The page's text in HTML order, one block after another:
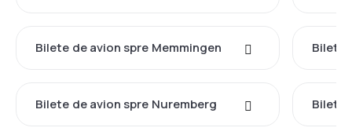
Bilete de avion spre Memmingen Bilete
Bilete de avion spre Nuremberg Bilete